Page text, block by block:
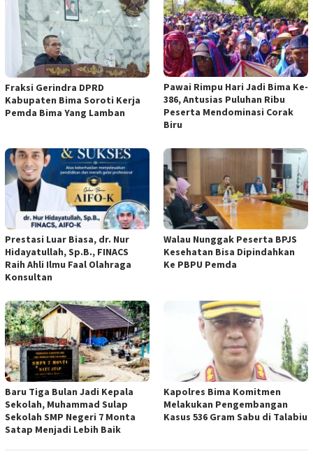
Fraksi Gerindra DPRD
Kabupaten Bima Soroti Kerja
Pemda Bima Yang Lamban
Pawai Rimpu Hari Jadi Bima Ke-
386, Antusias Puluhan Ribu
Peserta Mendominasi Corak
Biru
Prestasi Luar Biasa, dr. Nur
Hidayatullah, Sp.B., FINACS
Raih Ahli Ilmu Faal Olahraga
Konsultan
Walau Nunggak Peserta BPJS
Kesehatan Bisa Dipindahkan
Ke PBPU Pemda
Baru Tiga Bulan Jadi Kepala
Sekolah, Muhammad Sulap
Sekolah SMP Negeri 7 Monta
Satap Menjadi Lebih Baik
Kapolres Bima Komitmen
Melakukan Pengembangan
Kasus 536 Gram Sabu di Talabiu